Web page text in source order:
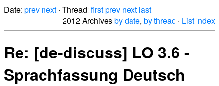
Date: prev next · Thread: firstprev next last
2012 Archivesby date, by thread · List index
Re: [de-discuss] LO 3.6 -
Sprachfassung Deutsch